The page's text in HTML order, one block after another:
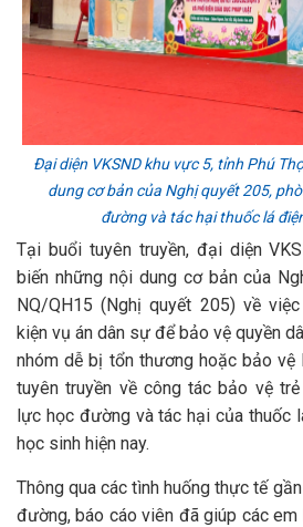
Đại diện VKSND khu vực 5, tỉnh Phú
dung cơ bản của Nghị quyết 205,
đường và tác hại thuốc lá
Tại buổi tuyên truyền, đại diện
biến những nội dung cơ bản của
NQ/QH15 (Nghị quyết 205) về
kiện vụ án dân sự để bảo vệ quyền
nhóm dễ bị tổn thương hoặc bảo
tuyên truyền về công tác bảo vệ
lực học đường và tác hại của thuốc
học sinh hiện nay.
Thông qua các tình huống thực tế
đường, báo cáo viên đã giúp các em